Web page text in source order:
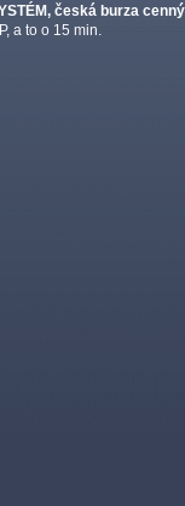
česká burza
a to o 15 min.